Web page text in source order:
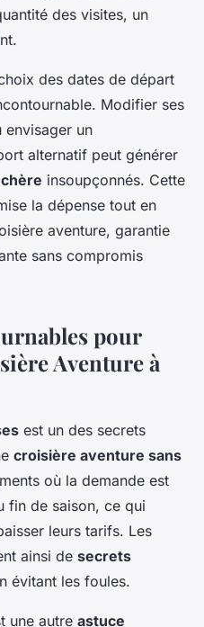
des visites, un
des dates de départ
Modifier ses
envisager un
alternatif peut générer
insoupçonnés. Cette
la dépense tout en
aventure, garantie
sans compromis
pour
Aventure à
est un des secrets
croisière aventure sans
où la demande est
fin de saison, ce qui
leurs tarifs. Les
ainsi de secrets
évitant les foules.
une autre astuce